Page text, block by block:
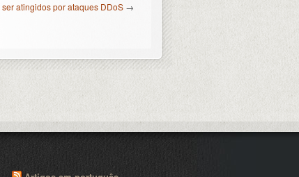
atingidos por ataques DDoS →